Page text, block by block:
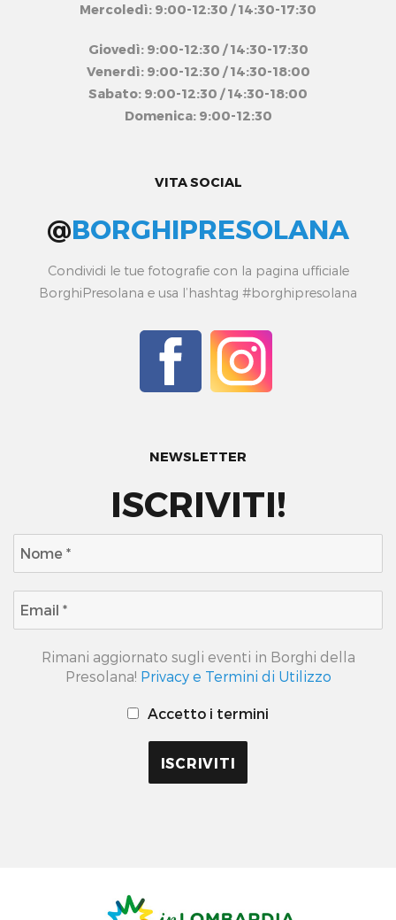
Mercoledì: 9:00-12:30 / 14:30-17:30
Giovedì: 9:00-12:30 / 14:30-17:30
Venerdì: 9:00-12:30 / 14:30-18:00
Sabato: 9:00-12:30 / 14:30-18:00
Domenica: 9:00-12:30
VITA SOCIAL
@BORGHIPRESOLANA
Condividi le tue fotografie con la pagina ufficiale
BorghiPresolana e usa l’hashtag #borghipresolana
NEWSLETTER
ISCRIVITI!
Rimani aggiornato sugli eventi in Borghi della
Presolana! Privacy e Termini di Utilizzo
Accetto i termini